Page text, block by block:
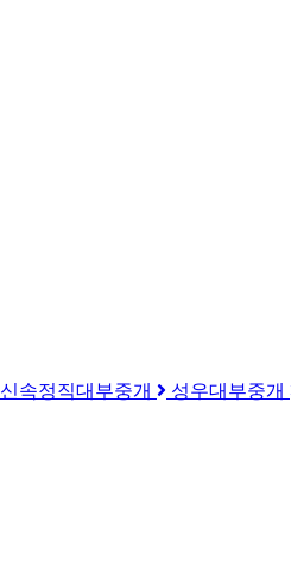
신속정직대부중개 성우대부중개